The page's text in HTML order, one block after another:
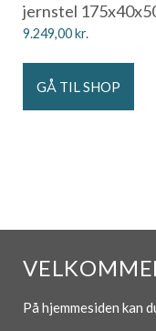
jernstel
9.249,00kr.
GÅ TIL SHOP
På hjemmesiden kan